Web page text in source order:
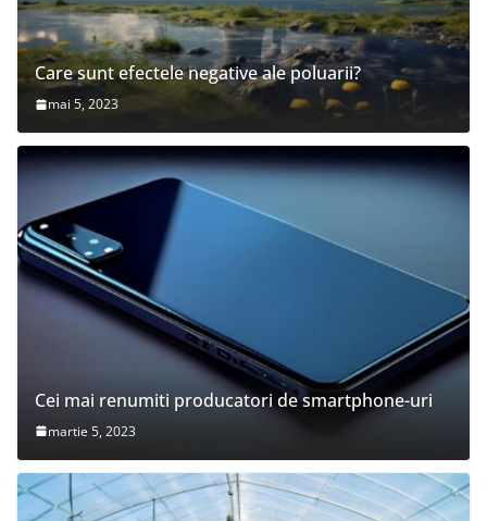
Care sunt efectele negative ale poluarii?
mai 5, 2023
Cei mai renumiti producatori de smartphone-uri
martie 5, 2023